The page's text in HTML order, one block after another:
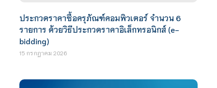
ประกวดราคาซื้อครุภัณฑ์คอมพิวเตอร์ จำนวน 6
รายการ ด้วยวิธีประกวดราคาอิเล็กทรอนิกส์ (e-
bidding)
15 กรกฎาคม 2026